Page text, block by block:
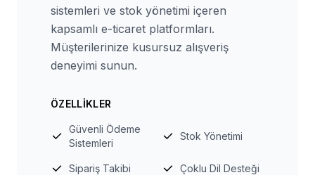
sistemleri ve stok yönetimi içeren
kapsamlı e-ticaret platformları.
Müşterilerinize kusursuz alışveriş
deneyimi sunun.
ÖZELLIKLER
Güvenli Ödeme
Sistemleri
Stok Yönetimi
Sipariş Takibi Çoklu Dil Desteği